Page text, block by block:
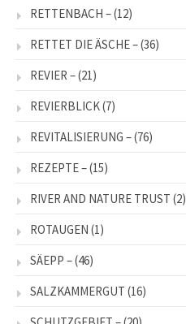
RETTENBACH –(12)
RETTET DIE ÄSCHE –(36)
REVIER –(21)
REVIERBLICK(7)
REVITALISIERUNG –(76)
REZEPTE –(15)
RIVER AND NATURE TRUST (2)
ROTAUGEN (1)
SÄEPP –(46)
SALZKAMMERGUT (16)